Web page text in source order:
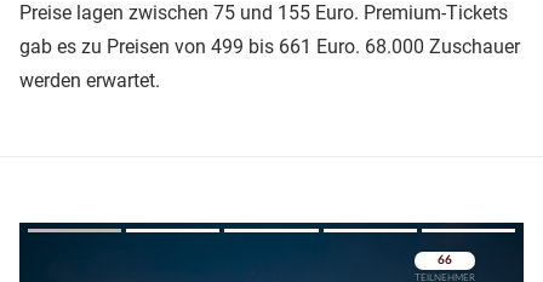
Preise lagen zwischen 75 und 155 Euro. Premium-Tickets
gab es zu Preisen von 499 bis 661 Euro. 68.000 Zuschauer
werden erwartet.